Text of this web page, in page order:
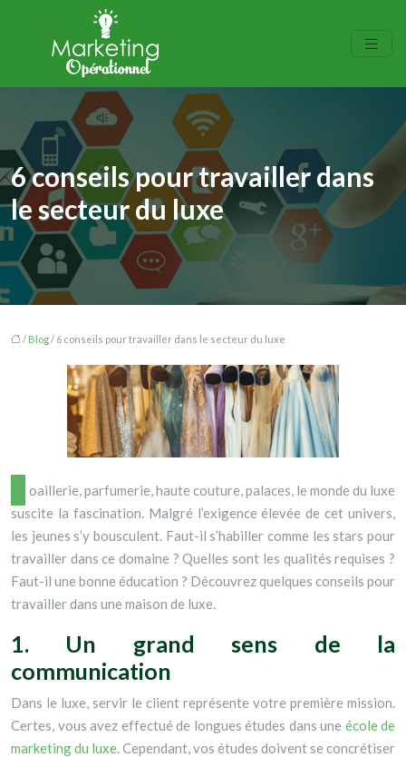
6 conseils pour travailler dans
le secteur du luxe
/ Blog/ 6 conseils pour travailler dans le secteur du luxe
Joaillerie, parfumerie, haute couture, palaces, le monde du luxe
suscite la fascination. Malgré l’exigence élevée de cet univers,
les jeunes s’y bousculent. Faut-il s’habiller comme les stars pour
travailler dans ce domaine ? Quelles sont les qualités requises ?
Faut-il une bonne éducation ? Découvrez quelques conseils pour
travailler dans une maison de luxe.
1. Un grand sens de la
communication
Dans le luxe, servir le client représente votre première mission.
Certes, vous avez effectué de longues études dans une école de
marketing du luxe. Cependant, vos études doivent se concrétiser